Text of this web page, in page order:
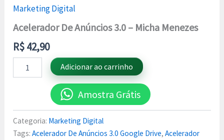
Marketing Digital
Acelerador De Anúncios 3.0 – Micha Menezes
R$42,90
Adicionar ao carrinho
Amostra Grátis
Categoria: Marketing Digital
Tags:Acelerador De Anúncios 3.0 Google Drive,Acelerador